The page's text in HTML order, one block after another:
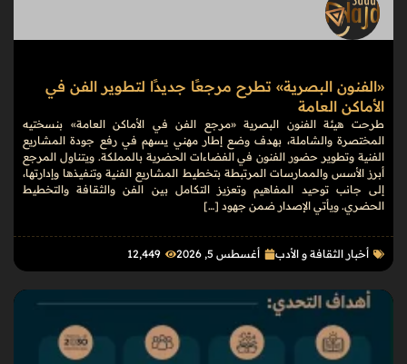
«الفنون البصرية» تطرح مرجعًا جديدًا لتطوير الفن في
الأماكن العامة
طرحت هيئة الفنون البصرية «مرجع الفن في الأماكن العامة» بنسختيه
المختصرة والشاملة، بهدف وضع إطار مهني يسهم في رفع جودة المشاريع
الفنية وتطوير حضور الفنون في الفضاءات الحضرية بالمملكة. ويتناول المرجع
أبرز الأسس والممارسات المرتبطة بتخطيط المشاريع الفنية وتنفيذها وإدارتها،
إلى جانب توحيد المفاهيم وتعزيز التكامل بين الفن والثقافة والتخطيط
الحضري. ويأتي الإصدار ضمن جهود […]
أخبار الثقافة و الأدب أغسطس 5, 2026 12٬449